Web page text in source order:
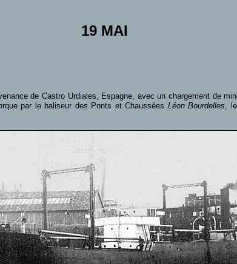
19 MAI
de Castro Urdiales, Espagne, avec un chargement de
par le baliseur des Ponts et Chaussées Léon Bourdelles, le